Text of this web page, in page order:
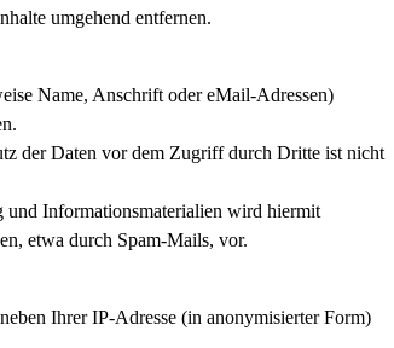
umgehend entfernen.
Name, Anschrift oder eMail-Adressen)
der Daten vor dem Zugriff durch Dritte ist nicht
und Informationsmaterialien wird hiermit
etwa durch Spam-Mails, vor.
Ihrer IP-Adresse (in anonymisierter Form)